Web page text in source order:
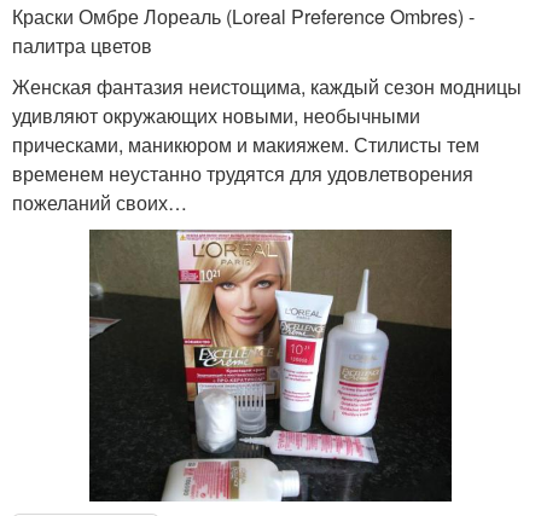
Краски Омбре Лореаль (Loreal Preference Ombres) -
палитра цветов
Женская фантазия неистощима, каждый сезон модницы
удивляют окружающих новыми, необычными
прическами, маникюром и макияжем. Стилисты тем
временем неустанно трудятся для удовлетворения
пожеланий своих…